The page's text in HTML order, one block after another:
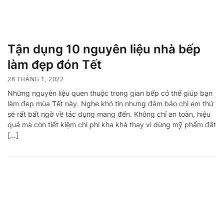
Tận dụng 10 nguyên liệu nhà bếp
làm đẹp đón Tết
28 THÁNG 1, 2022
Những nguyên liệu quen thuộc trong gian bếp có thể giúp bạn
làm đẹp mùa Tết này. Nghe khó tin nhưng đảm bảo chị em thử
sẽ rất bất ngờ về tác dụng mang đến. Không chỉ an toàn, hiệu
quả mà còn tiết kiệm chi phí kha khá thay vì dùng mỹ phẩm đắt
[…]